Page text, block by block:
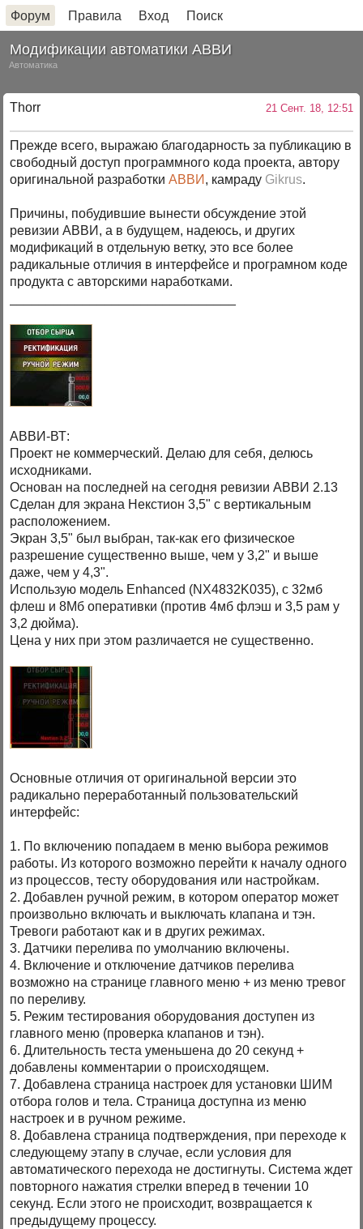
Форум Правила Вход Поиск
Модификации автоматики АВВИ
Автоматика
Thorr 21 Сент. 18, 12:51
Прежде всего, выражаю благодарность за публикацию в
свободный доступ программного кода проекта, автору
оригинальной разработкиАВВИ , камраду Gikrus.
Причины, побудившие вынести обсуждение этой
ревизии АВВИ, а в будущем, надеюсь, и других
модификаций в отдельную ветку, это все более
радикальные отличия в интерфейсе и програмном коде
продукта с авторскими наработками.
АВВИ-ВТ:
Проект не коммерческий. Делаю для себя, делюсь
исходниками.
Основан на последней на сегодня ревизии АВВИ 2.13
Сделан для экрана Некстион 3,5" с вертикальным
расположением.
Экран 3,5" был выбран, так-как его физическое
разрешение существенно выше, чем у 3,2" и выше
даже, чем у 4,3".
Использую модель Enhanced (NX4832K035), с 32мб
флеш и 8Мб оперативки (против 4мб флэш и 3,5 рам у
3,2 дюйма).
Цена у них при этом различается не существенно.
Основные отличия от оригинальной версии это
радикально переработанный пользовательский
интерфейс:
1. По включению попадаем в меню выбора режимов
работы. Из которого возможно перейти к началу одного
из процессов, тесту оборудования или настройкам.
2. Добавлен ручной режим, в котором оператор может
произвольно включать и выключать клапана и тэн.
Тревоги работают как и в других режимах.
3. Датчики перелива по умолчанию включены.
4. Включение и отключение датчиков перелива
возможно на странице главного меню + из меню тревог
по переливу.
5. Режим тестирования оборудования доступен из
главного меню (проверка клапанов и тэн).
6. Длительность теста уменьшена до 20 секунд +
добавлены комментарии о происходящем.
7. Добавлена страница настроек для установки ШИМ
отбора голов и тела. Страница доступна из меню
настроек и в ручном режиме.
8. Добавлена страница подтверждения, при переходе к
следующему этапу в случае, если условия для
автоматического перехода не достигнуты. Система ждет
повторного нажатия стрелки вперед в течении 10
секунд. Если этого не происходит, возвращается к
предыдущему процессу.